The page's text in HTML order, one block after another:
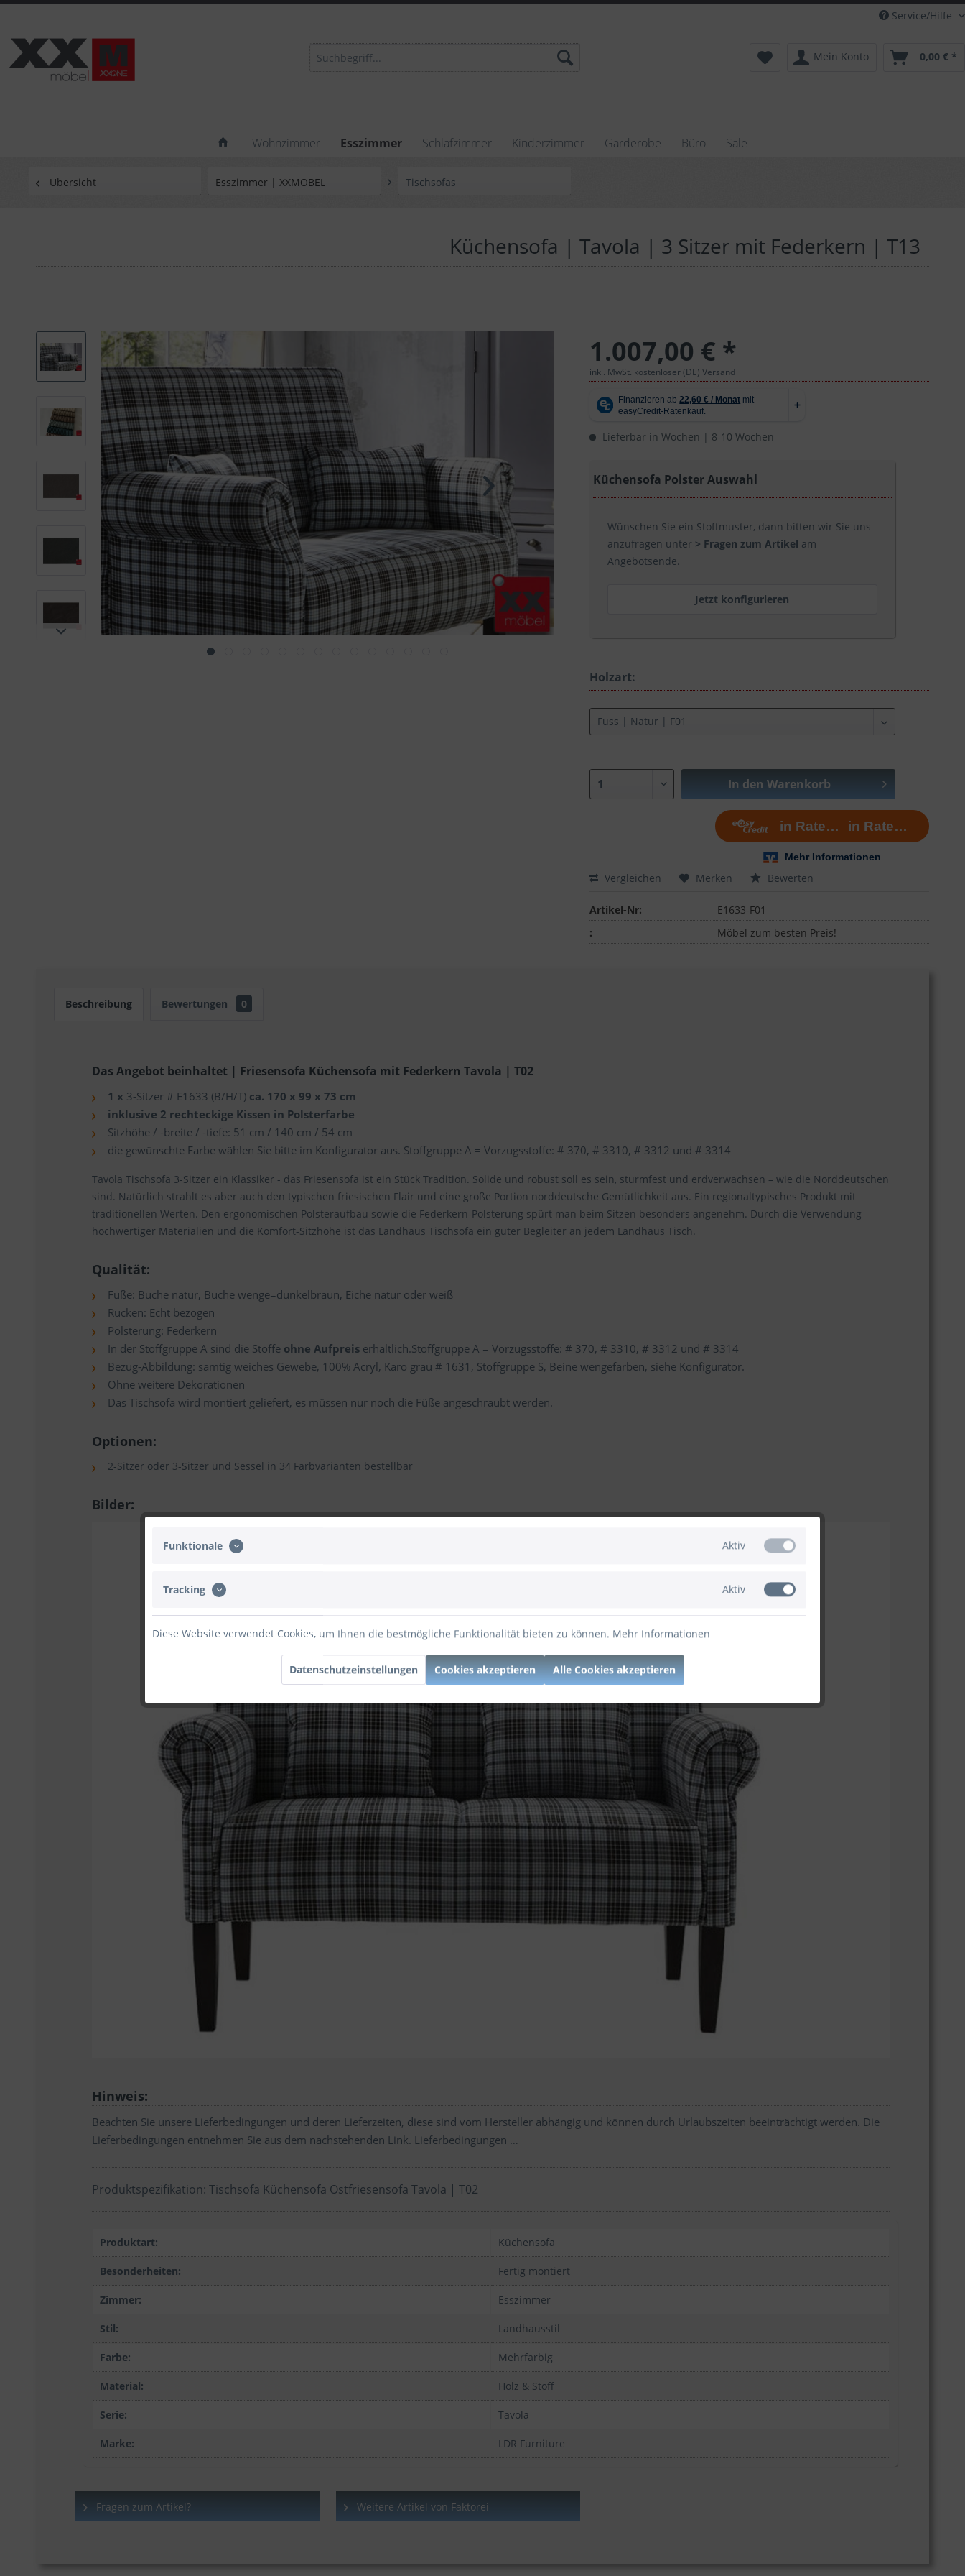
Service/Hilfe
Mein Konto 0,00 € *
Wohnzimmer Esszimmer Schlafzimmer Kinderzimmer Garderobe Büro Sale
Übersicht Esszimmer | XXMÖBEL Tischsofas
Küchensofa | Tavola | 3 Sitzer mit Federkern | T13
1.007,00 € *
inkl. MwSt. kostenloser (DE) Versand
Lieferbar in Wochen | 8-10 Wochen
Küchensofa Polster Auswahl
Wünschen Sie ein Stoffmuster, dann bitten wir Sie uns
anzufragen unter > Fragen zum Artikel am
Angebotsende.
Jetzt konfigurieren
Holzart:
In den Warenkorb
Vergleichen Merken Bewerten
Artikel-Nr:
E1633-F01
:
Möbel zum besten Preis!
Beschreibung Bewertungen 0
Das Angebot beinhaltet | Friesensofa Küchensofa mit Federkern Tavola | T02
1 x 3-Sitzer # E1633 (B/H/T) ca. 170 x 99 x 73 cm
inklusive 2 rechteckige Kissen in Polsterfarbe
Sitzhöhe / ‐breite / ‐tiefe: 51 cm / 140 cm / 54 cm
die gewünschte Farbe wählen Sie bitte im Konfigurator aus. Stoffgruppe A = Vorzugsstoffe: # 370, # 3310, # 3312 und # 3314
Tavola Tischsofa 3‐Sitzer ein Klassiker - das Friesensofa ist ein Stück Tradition. Solide und robust soll es sein, sturmfest und erdverwachsen – wie die Norddeutschen
sind. Natürlich strahlt es aber auch den typischen friesischen Flair und eine große Portion norddeutsche Gemütlichkeit aus. Ein regionaltypisches Produkt mit
traditionellen Werten. Den ergonomischen Polsteraufbau sowie die Federkern-Polsterung spürt man beim Sitzen besonders angenehm. Durch die Verwendung
hochwertiger Materialien und die Komfort-Sitzhöhe ist das Landhaus Tischsofa ein guter Begleiter an jedem Landhaus Tisch.
Qualität:
Füße: Buche natur, Buche wenge=dunkelbraun, Eiche natur oder weiß
Rücken: Echt bezogen
Polsterung: Federkern
In der Stoffgruppe A sind die Stoffe ohne Aufpreiserhältlich.Stoffgruppe A = Vorzugsstoffe: # 370, # 3310, # 3312 und # 3314
Bezug-Abbildung: samtig weiches Gewebe, 100% Acryl, Karo grau # 1631, Stoffgruppe S, Beine wengefarben, siehe Konfigurator.
Ohne weitere Dekorationen
Das Tischsofa wird montiert geliefert, es müssen nur noch die Füße angeschraubt werden.
Optionen:
2-Sitzer oder 3-Sitzer und Sessel in 34 Farbvarianten bestellbar
Bilder:
Hinweis:
Beachten Sie unsere Lieferbedingungen und deren Lieferzeiten, diese sind vom Hersteller abhängig und können durch Urlaubszeiten beeinträchtigt werden. Die
Lieferbedingungen entnehmen Sie aus dem nachstehenden Link. Lieferbedingungen …
Produktspezifikation: Tischsofa Küchensofa Ostfriesensofa Tavola | T02
Produktart: Küchensofa
Besonderheiten: Fertig montiert
Zimmer: Esszimmer
Stil: Landhausstil
Farbe: Mehrfarbig
Material: Holz & Stoff
Serie: Tavola
Marke: LDR Furniture
Fragen zum Artikel? Weitere Artikel von Faktorei
Funktionale Aktiv
Tracking Aktiv
Diese Website verwendet Cookies, um Ihnen die bestmögliche Funktionalität bieten zu können. Mehr Informationen
Datenschutzeinstellungen Cookies akzeptieren Alle Cookies akzeptieren